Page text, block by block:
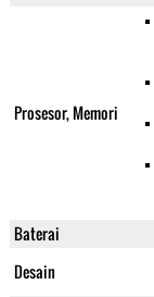
Prosesor, Memori
Baterai
Desain